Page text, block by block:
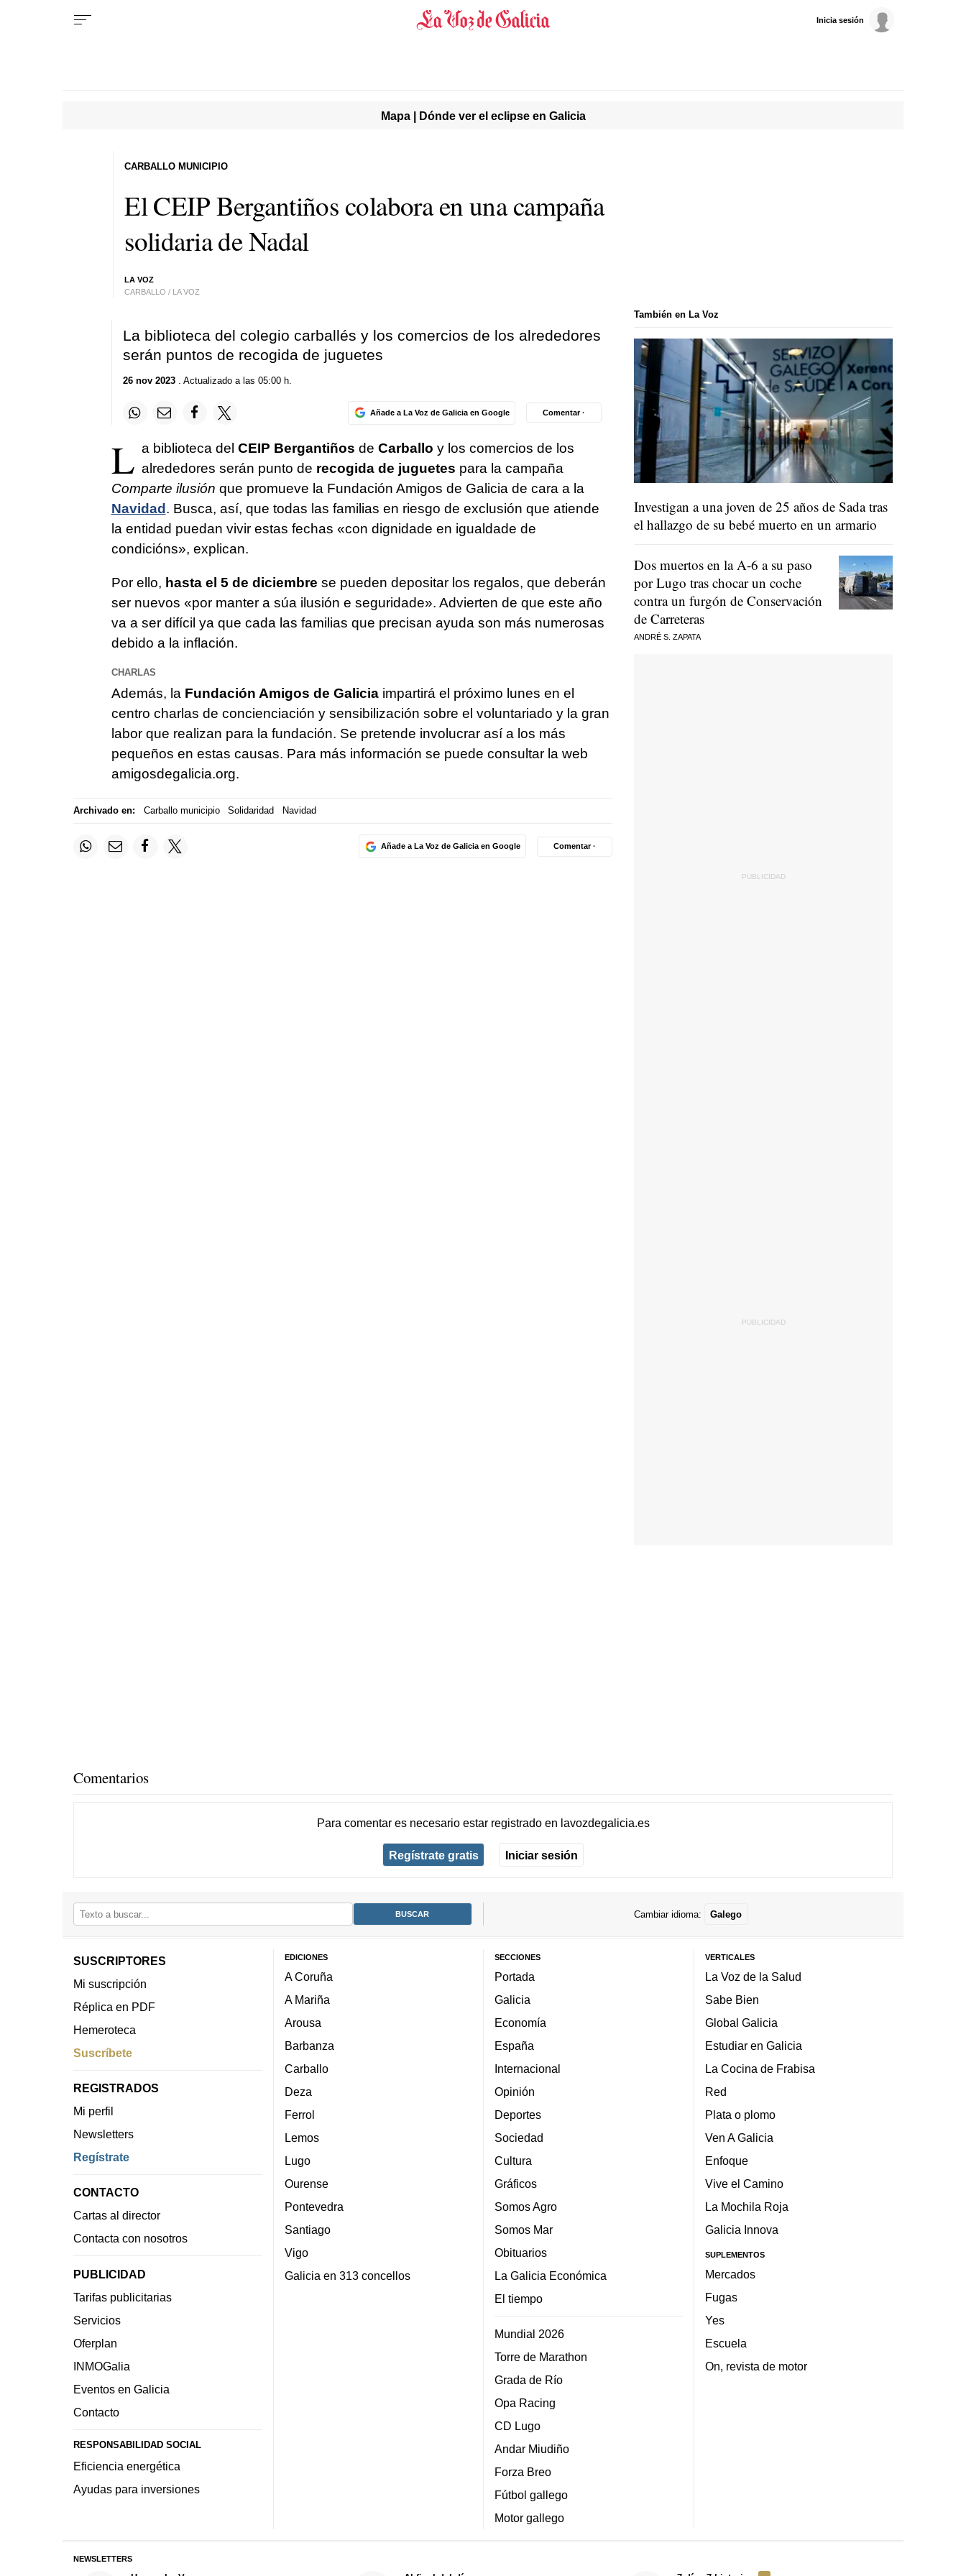
Inicia sesión
Mapa | Dónde ver el eclipse en Galicia
El CEIP Bergantiños colabora en una campaña
solidaria de Nadal
LA VOZ
CARBALLO / LA VOZ
CARBALLO MUNICIPIO
La biblioteca del colegio carballés y los comercios de los alrededores
serán puntos de recogida de juguetes
26 nov 2023. Actualizado a las 05:00 h.
Añade a La Voz de Galicia en Google Comentar ·
L a biblioteca del CEIP Bergantiños de Carballo y los comercios de los
alrededores serán punto de recogida de juguetes para la campaña
Comparte ilusión que promueve la Fundación Amigos de Galicia de cara a la
Navidad . Busca, así, que todas las familias en riesgo de exclusión que atiende
la entidad puedan vivir estas fechas «con dignidade en igualdade de
condicións», explican.
Por ello, hasta el 5 de diciembre se pueden depositar los regalos, que deberán
ser nuevos «por manter a súa ilusión e seguridade». Advierten de que este año
va a ser difícil ya que cada las familias que precisan ayuda son más numerosas
debido a la inflación.
CHARLAS
Además, la Fundación Amigos de Galiciaimpartirá el próximo lunes en el
centro charlas de concienciación y sensibilización sobre el voluntariado y la gran
labor que realizan para la fundación. Se pretende involucrar así a los más
pequeños en estas causas. Para más información se puede consultar la web
amigosdegalicia.org.
Archivado en: Carballo municipio Solidaridad Navidad
Añade a La Voz de Galicia en Google Comentar ·
También en La Voz
Investigan a una joven de 25 años de Sada tras
el hallazgo de su bebé muerto en un armario
Dos muertos en la A-6 a su paso
por Lugo tras chocar un coche
contra un furgón de Conservación
de Carreteras
ANDRÉ S. ZAPATA
Comentarios
Para comentar es necesario estar registradoen lavozdegalicia.es
Regístrate gratis Iniciar sesión
Cambiar idioma: Galego
SUSCRIPTORES
Mi suscripción
Réplica en PDF
Hemeroteca
Suscríbete
REGISTRADOS
Mi perfil
Newsletters
Regístrate
CONTACTO
Cartas al director
Contacta con nosotros
PUBLICIDAD
Tarifas publicitarias
Servicios
Oferplan
INMOGalia
Eventos en Galicia
Contacto
RESPONSABILIDAD SOCIAL
Eficiencia energética
Ayudas para inversiones
EDICIONES
A Coruña
A Mariña
Arousa
Barbanza
Carballo
Deza
Ferrol
Lemos
Lugo
Ourense
Pontevedra
Santiago
Vigo
Galicia en 313 concellos
SECCIONES
Portada
Galicia
Economía
España
Internacional
Opinión
Deportes
Sociedad
Cultura
Gráficos
Somos Agro
Somos Mar
Obituarios
La Galicia Económica
El tiempo
Mundial 2026
Torre de Marathon
Grada de Río
Opa Racing
CD Lugo
Andar Miudiño
Forza Breo
Fútbol gallego
Motor gallego
VERTICALES
La Voz de la Salud
Sabe Bien
Global Galicia
Estudiar en Galicia
La Cocina de Frabisa
Red
Plata o plomo
Ven A Galicia
Enfoque
Vive el Camino
La Mochila Roja
Galicia Innova
SUPLEMENTOS
Mercados
Fugas
Yes
Escuela
On, revista de motor
NEWSLETTERS